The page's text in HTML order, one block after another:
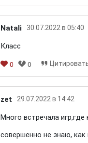
Natali 30.07.2022 в 05:40
Класс
0 0
zet 29.07.2022 в 14:42
Много встречала
совершенно не знаю, как